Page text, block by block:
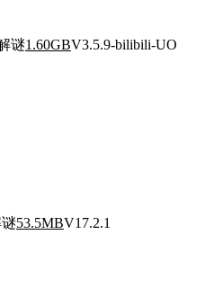
谜1.60GBV3.5.9-bilibili-UO
53.5MBV17.2.1